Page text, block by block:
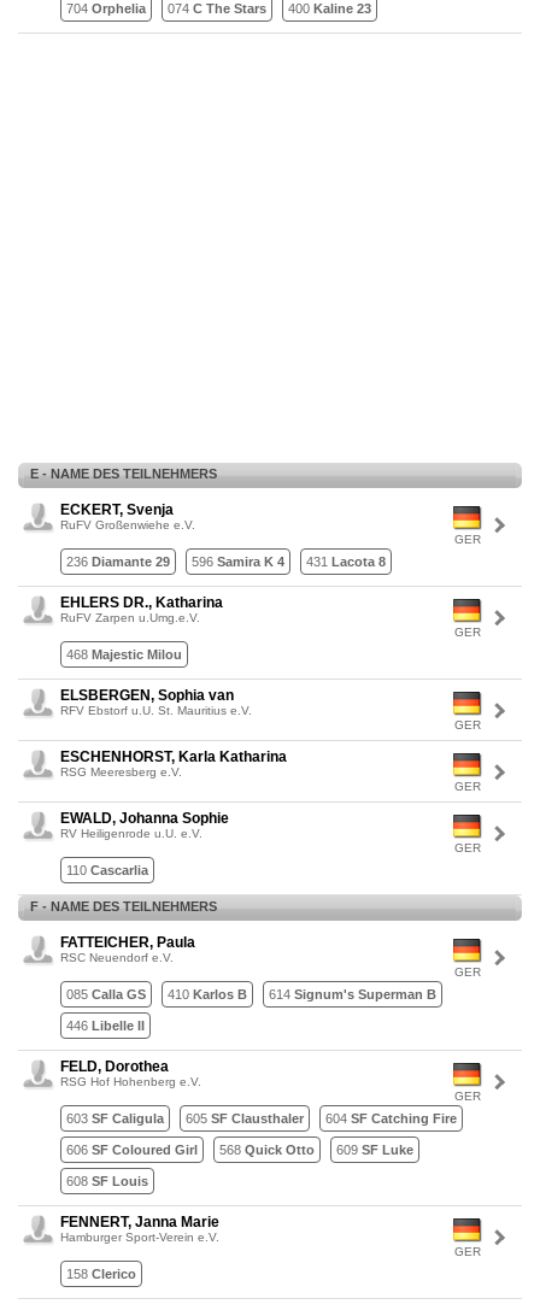
704 Orphelia 074 C The Stars 400 Kaline 23
E - NAME DES TEILNEHMERS
GER
ECKERT, Svenja
RuFV Großenwiehe e.V.
236 Diamante 29 596 Samira K 4 431 Lacota 8
GER
EHLERS DR., Katharina
RuFV Zarpen u.Umg.e.V.
468 Majestic Milou
GER
ELSBERGEN, Sophia van
RFV Ebstorf u.U. St. Mauritius e.V.
GER
ESCHENHORST, Karla Katharina
RSG Meeresberg e.V.
GER
EWALD, Johanna Sophie
RV Heiligenrode u.U. e.V.
110 Cascarlia
F - NAME DES TEILNEHMERS
GER
FATTEICHER, Paula
RSC Neuendorf e.V.
085 Calla GS 410 Karlos B 614 Signum's Superman B
446 Libelle II
GER
FELD, Dorothea
RSG Hof Hohenberg e.V.
603 SF Caligula 605 SF Clausthaler 604 SF Catching Fire
606 SF Coloured Girl 568 Quick Otto 609 SF Luke
608 SF Louis
GER
FENNERT, Janna Marie
Hamburger Sport-Verein e.V.
158 Clerico